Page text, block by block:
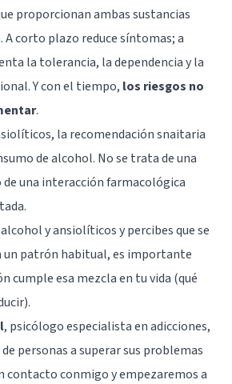
proporcionan ambas sustancias
A corto plazo reduce síntomas; a
la tolerancia, la dependencia y la
Y con el tiempo, los riesgos no
.
la recomendación snaitaria
de alcohol. No se trata de una
una interacción farmacológica
y ansiolíticos y percibes que se
un patrón habitual, es importante
cumple esa mezcla en tu vida (qué
, psicólogo especialista en adicciones,
personas a superar sus problemas
contacto conmigo y empezaremos a